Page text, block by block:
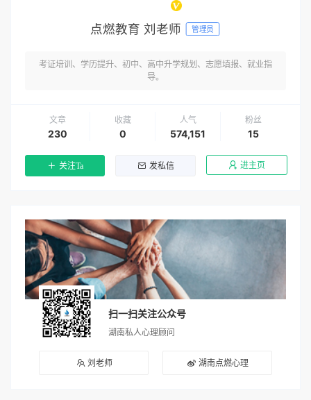
点燃教育 刘老师 管理员
考证培训、学历提升、初中、高中升学规划、志愿填报、就业指
导。
文章
230
收藏
0
人气
574,151
粉丝
15
关注Ta 发私信 进主页
扫一扫关注公众号
湖南私人心理顾问
刘老师 湖南点燃心理